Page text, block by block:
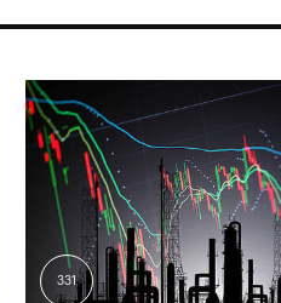
331